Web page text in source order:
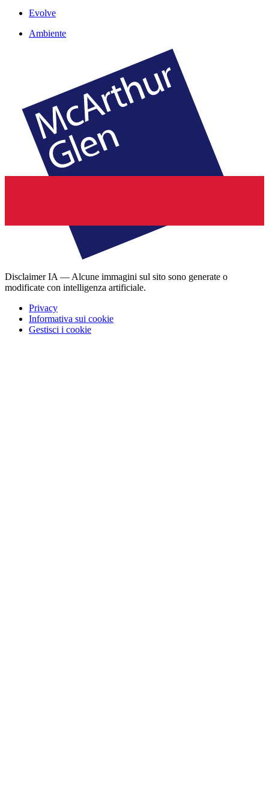
Evolve
Ambiente
Disclaimer IA — Alcune immagini sul sito sono generate o
modificate con intelligenza artificiale.
Privacy
Informativa sui cookie
Gestisci i cookie